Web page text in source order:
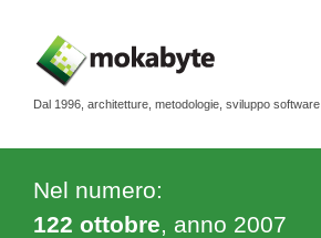
Dal 1996, architetture, metodologie, sviluppo software
Nel numero:
122 ottobre, anno 2007